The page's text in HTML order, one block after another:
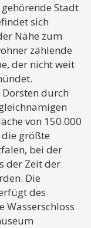
Stadt
sich
Nähe zum
zählende
der nicht weit
durch
von 150.000
größte
bei der
der Zeit der
Die
des
Wasserschloss